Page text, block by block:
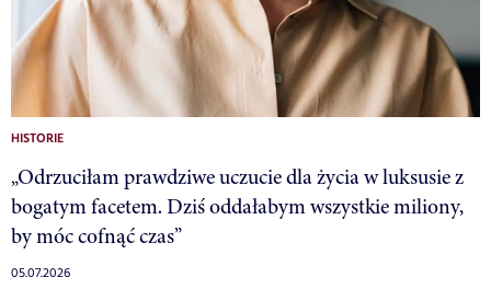
HISTORIE
„Odrzuciłam prawdziwe uczucie dla życia w luksusie z
bogatym facetem. Dziś oddałabym wszystkie miliony,
by móc cofnąć czas”
05.07.2026